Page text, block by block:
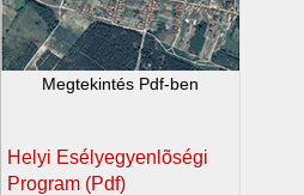
Megtekintés Pdf-ben
Helyi Esélyegyenlõségi
Program (Pdf)